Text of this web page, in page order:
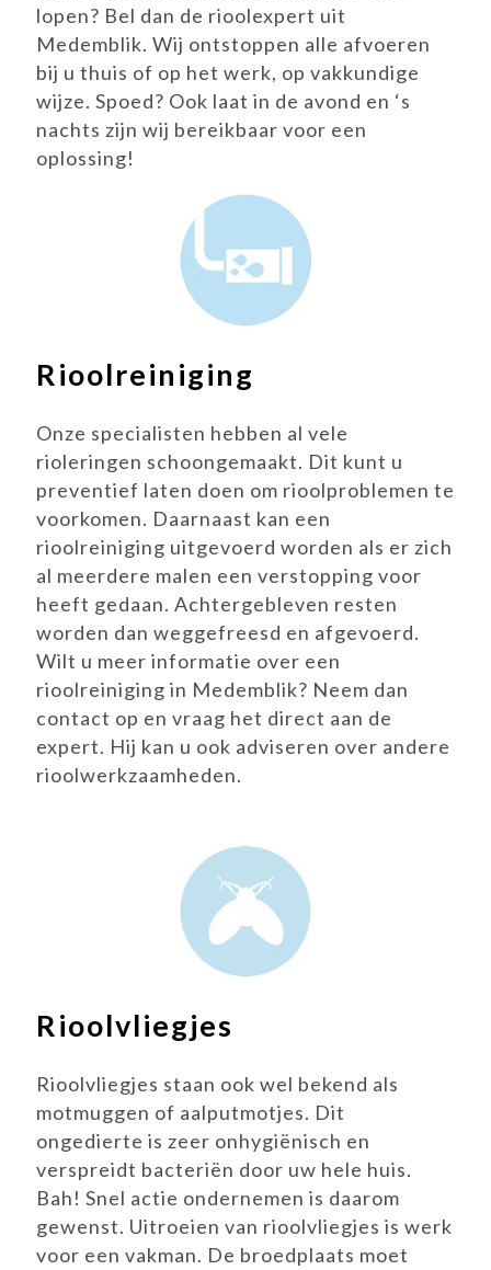
lopen? Bel dan de rioolexpert uit
Medemblik. Wij ontstoppen alle afvoeren
bij u thuis of op het werk, op vakkundige
wijze. Spoed? Ook laat in de avond en ‘s
nachts zijn wij bereikbaar voor een
oplossing!
Rioolreiniging
Onze specialisten hebben al vele
rioleringen schoongemaakt. Dit kunt u
preventief laten doen om rioolproblemen te
voorkomen. Daarnaast kan een
rioolreiniging uitgevoerd worden als er zich
al meerdere malen een verstopping voor
heeft gedaan. Achtergebleven resten
worden dan weggefreesd en afgevoerd.
Wilt u meer informatie over een
rioolreiniging in Medemblik? Neem dan
contact op en vraag het direct aan de
expert. Hij kan u ook adviseren over andere
rioolwerkzaamheden.
Rioolvliegjes
Rioolvliegjes staan ook wel bekend als
motmuggen of aalputmotjes. Dit
ongedierte is zeer onhygiënisch en
verspreidt bacteriën door uw hele huis.
Bah! Snel actie ondernemen is daarom
gewenst. Uitroeien van rioolvliegjes is werk
voor een vakman. De broedplaats moet